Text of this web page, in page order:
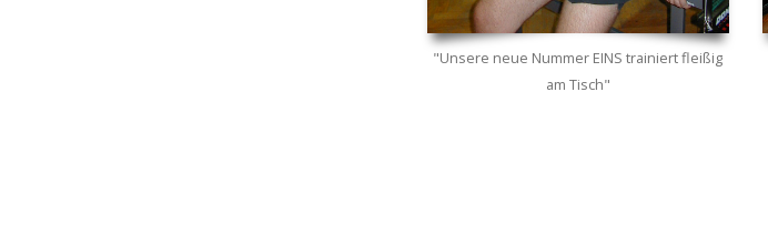
"Unsere neue Nummer EINS trainiert fleißig
am Tisch"